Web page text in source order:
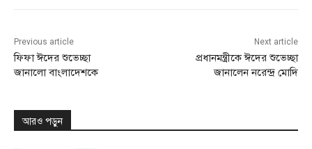
Previous article
ফিফা ঈদের শুভেচ্ছা
জানালো বাংলাদেশকে
Next article
প্রধানমন্ত্রীকে ঈদের শুভেচ্ছা
জানালেন নরেন্দ্র মোদি
আরও পড়ুন